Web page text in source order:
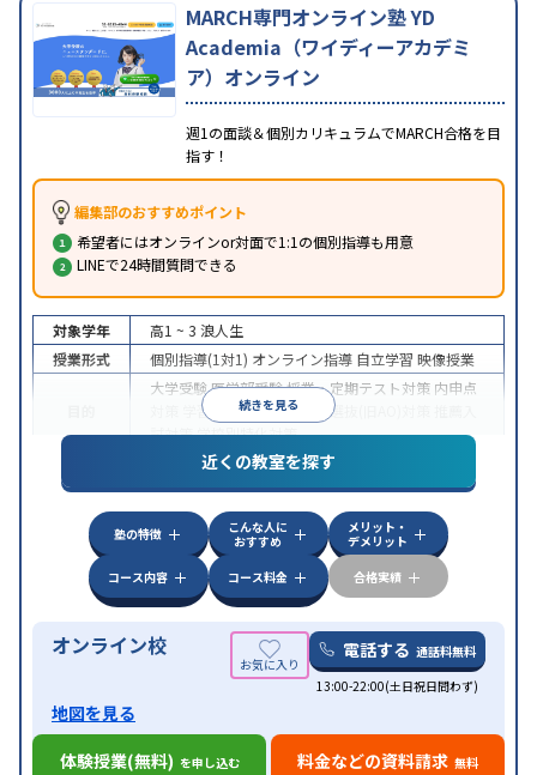
MARCH専門オンライン塾 YD
Academia（ワイディーアカデミ
ア）オンライン
週1の面談＆個別カリキュラムでMARCH合格を目
指す！
編集部のおすすめポイント
希望者にはオンラインor対面で1:1の個別指導も用意
LINEで24時間質問できる
続きを見る
対象学年 高1 ~ 3 浪人生
授業形式
個別指導(1対1) オンライン指導 自立学習 映像授業
大学受験医学部受験授業・定期テスト対策 内申点
学習習慣の定着 総合型選抜(旧AO)対策
試対策学校別特化対策
特徴
中高一貫校生に対応授業の振替可能
学習にPC・タブレットを利用オンライン対応1
科目から受講可能
近くの教室を探す
塾の特徴
こんな人に
おすすめ
メリット・
デメリット
コース内容
コース料金 合格実績
オンライン校 電話する 通話料無料
13:00-22:00(土日祝日問わず)
地図を見る
体験授業(無料) を申し込む 料金などの資料請求 無料